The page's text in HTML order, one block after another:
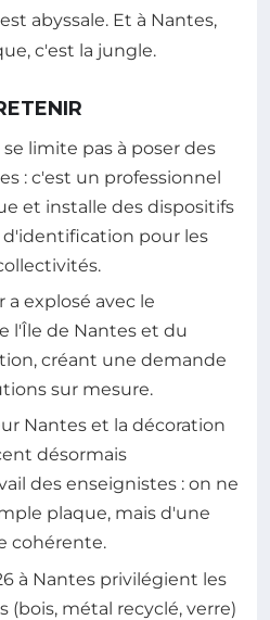
abyssale. Et à Nantes,
c'est la jungle.
limite pas à poser des
: c'est un professionnel
et installe des dispositifs
pour les
a explosé avec le
l'Île de Nantes et du
créant une demande
sur mesure.
Nantes et la décoration
désormais
des enseignistes : on ne
plaque, mais d'une
cohérente.
à Nantes privilégient les
(bois, métal recyclé, verre)